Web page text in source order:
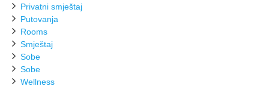
Privatni smještaj
Putovanja
Rooms
Smještaj
Sobe
Sobe
Wellness